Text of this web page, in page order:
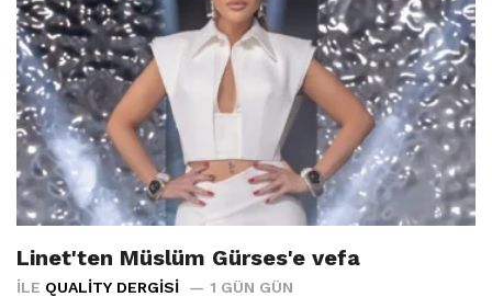
Linet'ten Müslüm Gürses'e vefa
İLE QUALITY DERGISI 1 GÜN GÜN